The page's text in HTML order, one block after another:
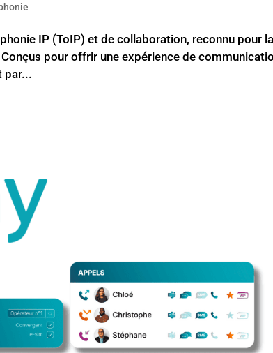
IP (ToIP) et de collaboration, reconnu pour
pour offrir une expérience de
par...